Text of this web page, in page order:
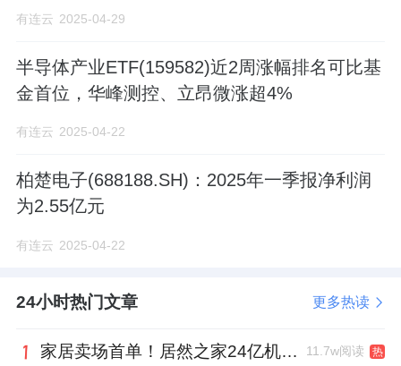
有连云 2025-04-29
半导体产业ETF(159582)近2周涨幅排名可比基
金首位，华峰测控、立昂微涨超4%
有连云 2025-04-22
柏楚电子(688188.SH)：2025年一季报净利润
为2.55亿元
有连云 2025-04-22
24小时热门文章 更多热读
家居卖场首单！居然之家24亿机构间REITs获深交所无异议函 11.7w阅读 热